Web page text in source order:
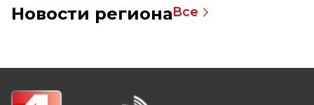
Новости регионаВсе